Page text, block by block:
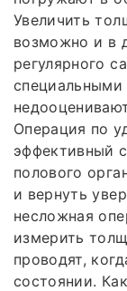
Увеличить
возможно и в
регулярного
Операция по
эффективный
полового
и вернуть
несложная
измерить
проводят,
состоянии.